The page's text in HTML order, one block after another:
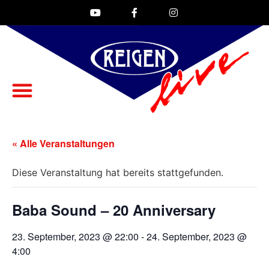
« Alle Veranstaltungen
Diese Veranstaltung hat bereits stattgefunden.
Baba Sound – 20 Anniversary
23. September, 2023 @ 22:00 -24. September, 2023 @
4:00